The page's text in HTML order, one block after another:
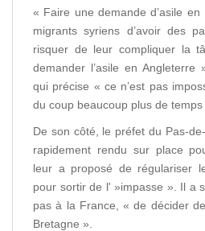
« Faire une demande d’asile
migrants syriens d’avoir des
risquer de leur compliquer la
demander l’asile en Angleterre
qui précise « ce n’est pas
du coup beaucoup plus de temps
De son côté, le préfet du Pas-
rapidement rendu sur place
leur a proposé de régulariser
pour sortir de l' »impasse ». Il a
pas à la France, « de décider
Bretagne ».